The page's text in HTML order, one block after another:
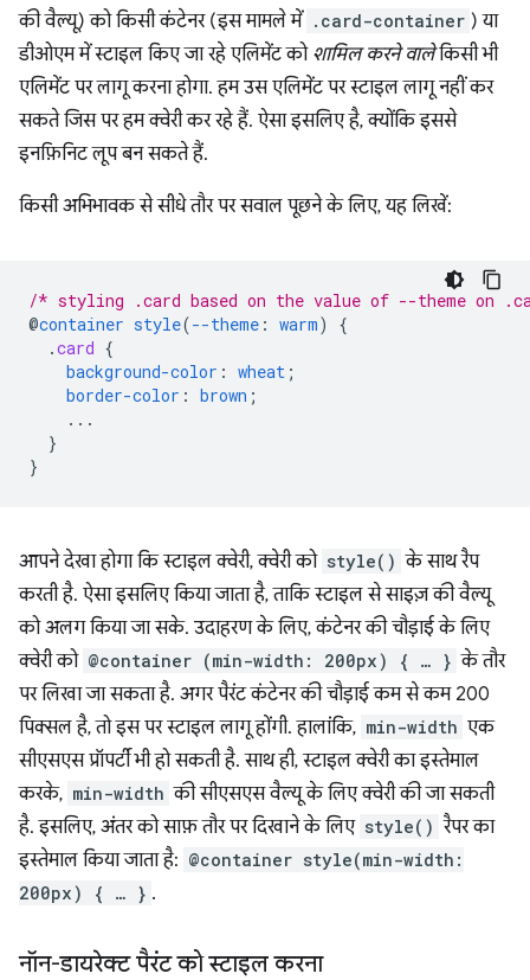
की वैल्यू) को किसी कंटेनर (इस मामले में .card-container ) या
डीओएम में स्टाइल किए जा रहे एलिमेंट को शामिल करने वालेकिसी भी
एलिमेंट पर लागू करना होगा. हम उस एलिमेंट पर स्टाइल लागू नहीं कर
सकते जिस पर हम क्वेरी कर रहे हैं. ऐसा इसलिए है, क्योंकि इससे
इनफ़िनिट लूप बन सकते हैं.
किसी अभिभावक से सीधे तौर पर सवाल पूछने के लिए, यह लिखें:
/* styling .card based on the value of --theme on
@container style(--theme : warm)
{
.card {
background-color : wheat ;
border-color : brown ;
...
}
}
आपने देखा होगा कि स्टाइल क्वेरी, क्वेरी को style() के साथ रैप
करती है. ऐसा इसलिए किया जाता है, ताकि स्टाइल से साइज़ की वैल्यू
को अलग किया जा सके. उदाहरण के लिए, कंटेनर की चौड़ाई के लिए
क्वेरी को @container (min-width: 200px) { … } के तौर
पर लिखा जा सकता है. अगर पैरंट कंटेनर की चौड़ाई कम से कम 200
पिक्सल है, तो इस पर स्टाइल लागू होंगी. हालांकि, min-width एक
सीएसएस प्रॉपर्टी भी हो सकती है. साथ ही, स्टाइल क्वेरी का इस्तेमाल
करके, min-width की सीएसएस वैल्यू के लिए क्वेरी की जा सकती
है. इसलिए, अंतर को साफ़ तौर पर दिखाने के लिए style() रैपर का
इस्तेमाल किया जाता है: @container style(min-width:
200px) { … } .
नॉन-डायरेक्ट पैरंट को स्टाइल करना